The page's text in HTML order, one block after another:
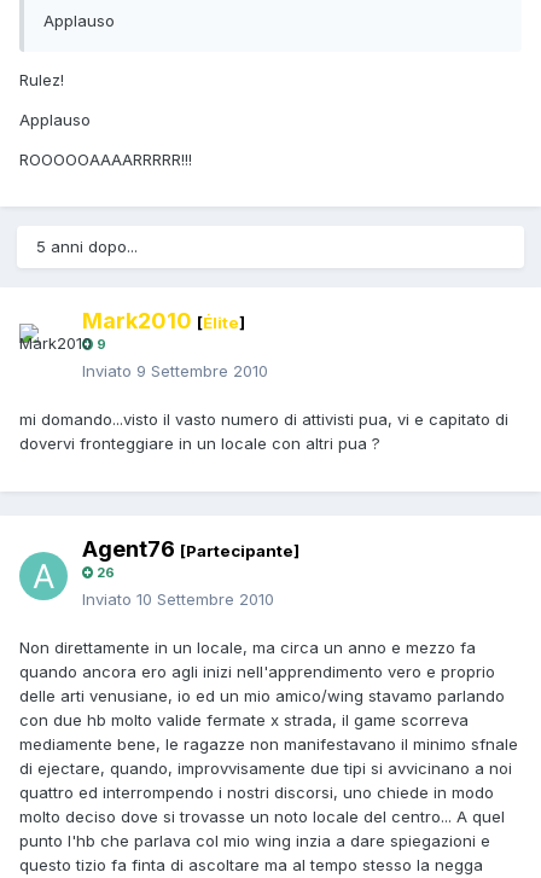
Applauso
Rulez!
Applauso
ROOOOOAAAARRRRR!!!
5 anni dopo...
Mark2010 [Élite]
9
Inviato 9 Settembre 2010
mi domando...visto il vasto numero di attivisti pua, vi e capitato di
dovervi fronteggiare in un locale con altri pua ?
Agent76 [Partecipante]
26
Inviato 10 Settembre 2010
Non direttamente in un locale, ma circa un anno e mezzo fa
quando ancora ero agli inizi nell'apprendimento vero e proprio
delle arti venusiane, io ed un mio amico/wing stavamo parlando
con due hb molto valide fermate x strada, il game scorreva
mediamente bene, le ragazze non manifestavano il minimo sfnale
di ejectare, quando, improvvisamente due tipi si avvicinano a noi
quattro ed interrompendo i nostri discorsi, uno chiede in modo
molto deciso dove si trovasse un noto locale del centro... A quel
punto l'hb che parlava col mio wing inzia a dare spiegazioni e
questo tizio fa finta di ascoltare ma al tempo stesso la negga